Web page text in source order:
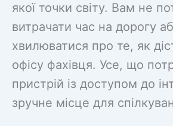
якої точки світу. Вам не
витрачати час на дорогу
хвилюватися про те, як
офісу фахівця. Усе, що
пристрій із доступом до
зручне місце для